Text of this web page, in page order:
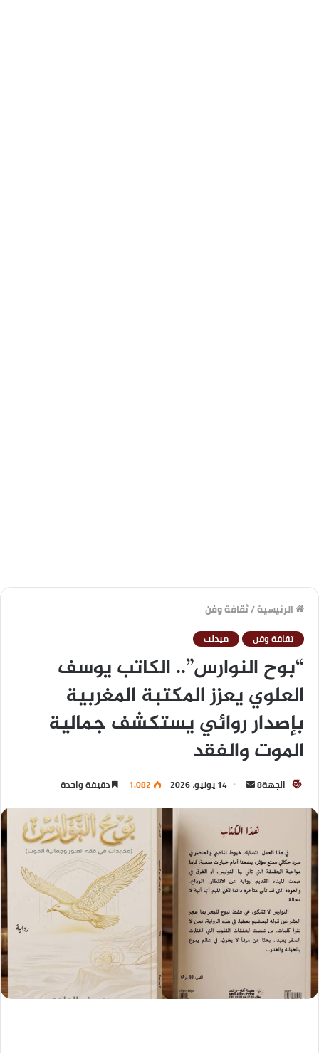
الرئيسية/ثقافة وفن
ثقافة وفن ميدلت
“بوح النوارس”.. الكاتب يوسف
العلوي يعزز المكتبة المغربية
بإصدار روائي يستكشف جمالية
الموت والفقد
الجهة8 14 يونيو، 2026 1,082 دقيقة واحدة